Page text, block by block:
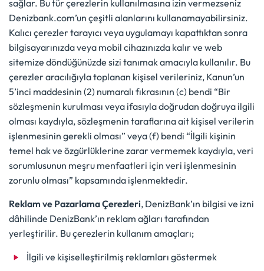
sağlar. Bu tür çerezlerin kullanılmasına izin vermezseniz
Denizbank.com’un çeşitli alanlarını kullanamayabilirsiniz.
Kalıcı çerezler tarayıcı veya uygulamayı kapattıktan sonra
bilgisayarınızda veya mobil cihazınızda kalır ve web
sitemize döndüğünüzde sizi tanımak amacıyla kullanılır. Bu
çerezler aracılığıyla toplanan kişisel verileriniz, Kanun’un
5’inci maddesinin (2) numaralı fıkrasının (c) bendi “Bir
sözleşmenin kurulması veya ifasıyla doğrudan doğruya ilgili
olması kaydıyla, sözleşmenin taraflarına ait kişisel verilerin
işlenmesinin gerekli olması” veya (f) bendi “İlgili kişinin
temel hak ve özgürlüklerine zarar vermemek kaydıyla, veri
sorumlusunun meşru menfaatleri için veri işlenmesinin
zorunlu olması” kapsamında işlenmektedir.
Reklam ve Pazarlama Çerezleri, DenizBank’ın bilgisi ve izni
dâhilinde DenizBank’ın reklam ağları tarafından
yerleştirilir. Bu çerezlerin kullanım amaçları;
İlgili ve kişiselleştirilmiş reklamları göstermek